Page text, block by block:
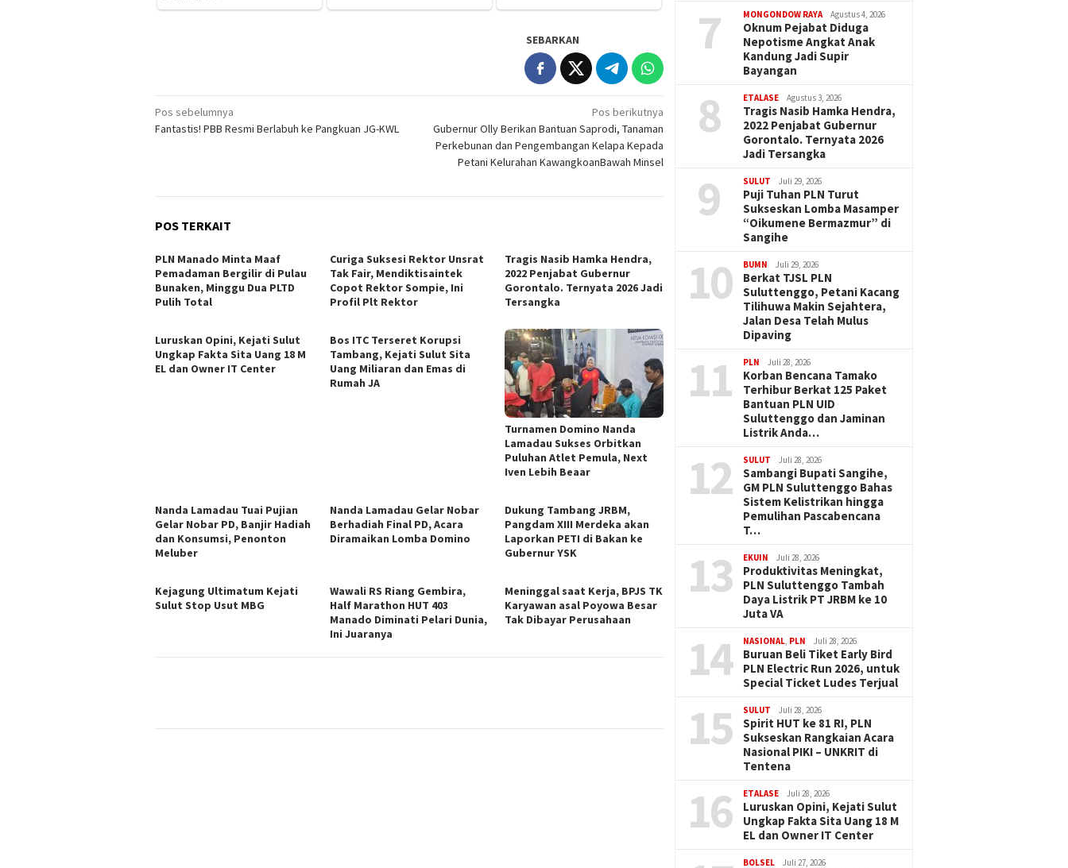
SEBARKAN
Navigasi
pos
Pos sebelumnya
Fantastis! PBB Resmi Berlabuh ke Pangkuan JG-KWL
Pos berikutnya
Gubernur Olly Berikan Bantuan Saprodi, Tanaman
Perkebunan dan Pengembangan Kelapa Kepada
Petani Kelurahan KawangkoanBawah Minsel
POS TERKAIT
PLN Manado Minta Maaf
Pemadaman Bergilir di Pulau
Bunaken, Minggu Dua PLTD
Pulih Total
Curiga Suksesi Rektor Unsrat
Tak Fair, Mendiktisaintek
Copot Rektor Sompie, Ini
Profil Plt Rektor
Tragis Nasib Hamka Hendra,
2022 Penjabat Gubernur
Gorontalo. Ternyata 2026 Jadi
Tersangka
Luruskan Opini, Kejati Sulut
Ungkap Fakta Sita Uang 18 M
EL dan Owner IT Center
Bos ITC Terseret Korupsi
Tambang, Kejati Sulut Sita
Uang Miliaran dan Emas di
Rumah JA
Turnamen Domino Nanda
Lamadau Sukses Orbitkan
Puluhan Atlet Pemula, Next
Iven Lebih Beaar
Nanda Lamadau Tuai Pujian
Gelar Nobar PD, Banjir Hadiah
dan Konsumsi, Penonton
Meluber
Nanda Lamadau Gelar Nobar
Berhadiah Final PD, Acara
Diramaikan Lomba Domino
Dukung Tambang JRBM,
Pangdam XIII Merdeka akan
Laporkan PETI di Bakan ke
Gubernur YSK
Kejagung Ultimatum Kejati
Sulut Stop Usut MBG
Wawali RS Riang Gembira,
Half Marathon HUT 403
Manado Diminati Pelari Dunia,
Ini Juaranya
Meninggal saat Kerja, BPJS TK
Karyawan asal Poyowa Besar
Tak Dibayar Perusahaan
7 MONGONDOW RAYA Agustus 4, 2026
Oknum Pejabat Diduga
Nepotisme Angkat Anak
Kandung Jadi Supir
Bayangan
8 ETALASE Agustus 3, 2026
Tragis Nasib Hamka Hendra,
2022 Penjabat Gubernur
Gorontalo. Ternyata 2026
Jadi Tersangka
9 SULUT Juli 29, 2026
Puji Tuhan PLN Turut
Sukseskan Lomba Masamper
“Oikumene Bermazmur” di
Sangihe
10 BUMN Juli 29, 2026
Berkat TJSL PLN
Suluttenggo, Petani Kacang
Tilihuwa Makin Sejahtera,
Jalan Desa Telah Mulus
Dipaving
11 PLN Juli 28, 2026
Korban Bencana Tamako
Terhibur Berkat 125 Paket
Bantuan PLN UID
Suluttenggo dan Jaminan
Listrik Anda…
12 SULUT Juli 28, 2026
Sambangi Bupati Sangihe,
GM PLN Suluttenggo Bahas
Sistem Kelistrikan hingga
Pemulihan Pascabencana
T…
13 EKUIN Juli 28, 2026
Produktivitas Meningkat,
PLN Suluttenggo Tambah
Daya Listrik PT JRBM ke 10
Juta VA
14 NASIONAL PLN Juli 28, 2026
Buruan Beli Tiket Early Bird
PLN Electric Run 2026, untuk
Special Ticket Ludes Terjual
15 SULUT Juli 28, 2026
Spirit HUT ke 81 RI, PLN
Sukseskan Rangkaian Acara
Nasional PIKI – UNKRIT di
Tentena
16 ETALASE Juli 28, 2026
Luruskan Opini, Kejati Sulut
Ungkap Fakta Sita Uang 18 M
EL dan Owner IT Center
BOLSEL Juli 27, 2026